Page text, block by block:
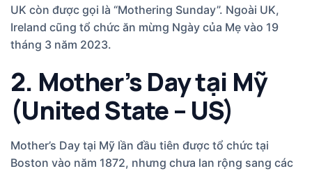
UK còn được gọi là “Mothering Sunday”. Ngoài UK,
Ireland cũng tổ chức ăn mừng Ngày của Mẹ vào 19
tháng 3 năm 2023.
2. Mother’s Day tại Mỹ
(United State – US)
Mother’s Day tại Mỹ lần đầu tiên được tổ chức tại
Boston vào năm 1872, nhưng chưa lan rộng sang các